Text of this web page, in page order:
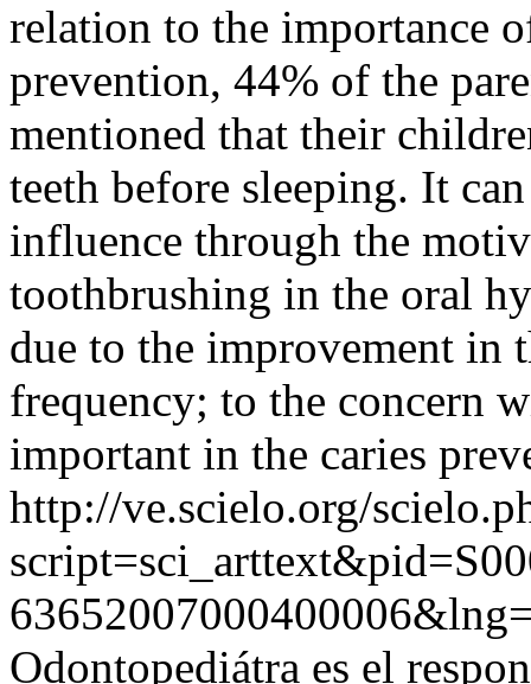
relation to the importance
prevention, 44% of the
mentioned that their
teeth before sleeping. It
influence through the
toothbrushing in the oral
due to the improvement in
frequency; to the concern
important in the caries
http://ve.scielo.org/
Odontopediátra es el